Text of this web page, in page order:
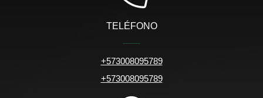
TELÉFONO
+573008095789
+573008095789